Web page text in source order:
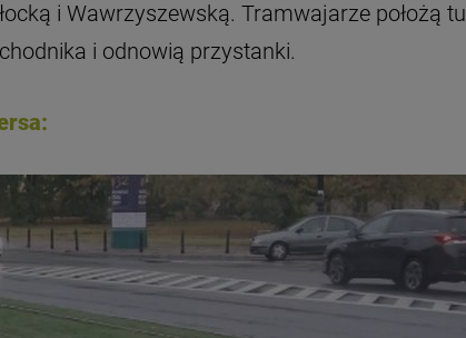
i Wawrzyszewską. Tramwajarze położą tu
i odnowią przystanki.